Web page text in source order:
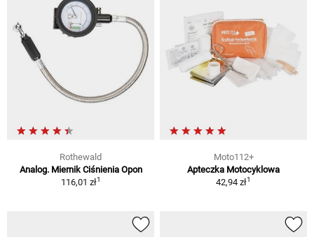
Rothewald
Analog. Miernik Ciśnienia Opon
116,01 zł1
Moto112+
Apteczka Motocyklowa
42,94 zł1